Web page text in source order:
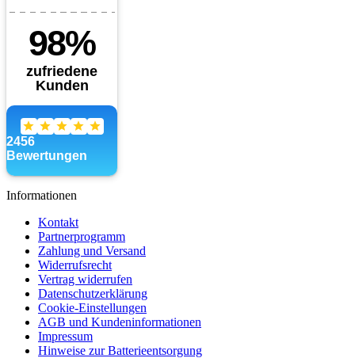
Informationen
Kontakt
Partnerprogramm
Zahlung und Versand
Widerrufsrecht
Vertrag widerrufen
Datenschutzerklärung
Cookie-Einstellungen
AGB und Kundeninformationen
Impressum
Hinweise zur Batterieentsorgung